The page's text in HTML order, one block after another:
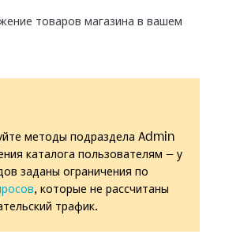
товаров магазина в вашем
методы подраздела Admin
каталога пользователям — у
заданы ограничения по
, которые не рассчитаны
трафик.